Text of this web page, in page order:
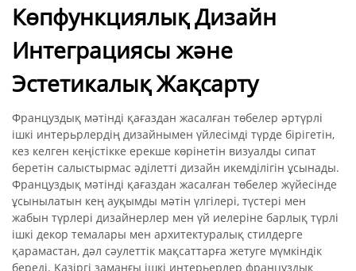
Көпфункциялық Дизайн
Интеграциясы және
Эстетикалық Жақсарту
Француздық мәтінді қағаздан жасалған төбелер әртүрлі
ішкі интерьрлердің дизайнымен үйлесімді түрде бірігетін,
кез келген кеңістікке ерекше көрінетін визуалды сипат
беретін салыстырмас әділетті дизайн икемділігін ұсынады.
Француздық мәтінді қағаздан жасалған төбелер жүйесінде
ұсынылатын кең ауқымды мәтін үлгілері, түстері мен
жабын түрлері дизайнерлер мен үй иелеріне барлық түрлі
ішкі декор темалары мен архитектуралық стилдерге
қарамастан, дәл сәулеттік мақсаттарға жетуге мүмкіндік
береді. Қазіргі заманғы ішкі интерьерлер француздық